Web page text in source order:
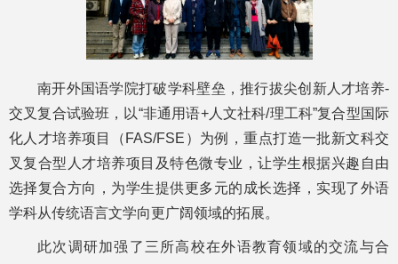
南开外国语学院打破学科壁垒，推行拔尖创新人才培养-
交叉复合试验班，以“非通用语+人文社科/理工科”复合型国际
化人才培养项目（FAS/FSE）为例，重点打造一批新文科交
叉复合型人才培养项目及特色微专业，让学生根据兴趣自由
选择复合方向，为学生提供更多元的成长选择，实现了外语
学科从传统语言文学向更广阔领域的拓展。
此次调研加强了三所高校在外语教育领域的交流与合